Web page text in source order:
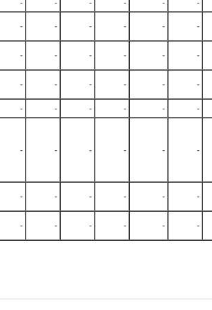
- - - - -
-
- - - - -
-
- - - - -
-
- - - - -
-
- - - - - -
- - - - -
-
- - - - - -